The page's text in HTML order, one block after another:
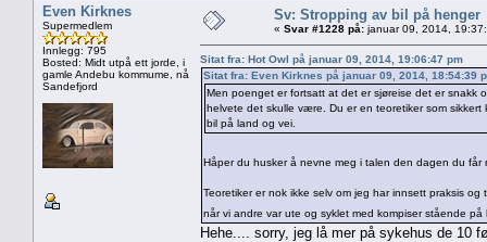
Even Kirknes
Supermedlem
Innlegg: 795
Bosted: Midt utpå ett jorde, i
gamle Andebu kommume, nå
Sandefjord
Sv: Stropping av bil på henger
« Svar #1228 på: januar 09, 2014,
Sitat fra: Hot Owl på januar 09, 2014, 19:06:47 pm
Sitat fra: Even Kirknes på januar 09, 2014, 18:54:39
Men poenget er fortsatt at det er sjøreise det er snakk
helvete det skulle være. Du er en teoretiker som
bil på land og vei.
Håper du husker å nevne meg i talen den dagen du
Teoretiker er nok ikke selv om jeg har innsett praksis
når vi andre var ute og syklet med kompiser stående
Hehe.... sorry, jeg lå mer på sykehus de 10